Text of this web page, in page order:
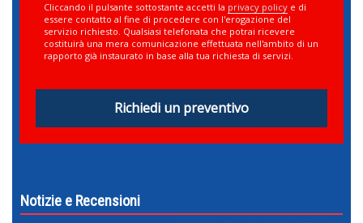
Cliccando il pulsante sottostante accetti la privacy policy e di
essere contatto al fine di procedere con l'erogazione del
servizio richiesto. Qualsiasi telefonata che potrai ricevere
costituirà una mera comunicazione effettuata nell'ambito di un
rapporto già instaurato in base alla tua richiesta di servizi.
Richiedi un preventivo
Notizie e Recensioni